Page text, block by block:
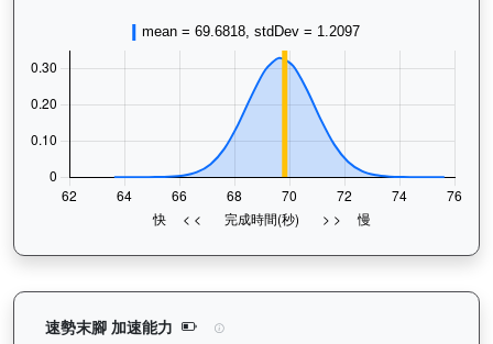
速勢末腳 加速能力 煌上（L301）— 速勢末腳加速能力分